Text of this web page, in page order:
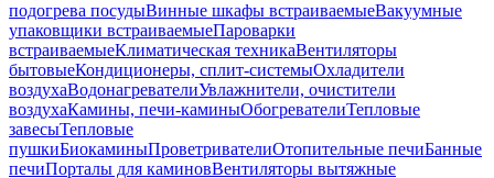
подогрева посудыВинные шкафы встраиваемыеВакуумные
упаковщики встраиваемыеПароварки
встраиваемыеКлиматическая техникаВентиляторы
бытовыеКондиционеры, сплит-системыОхладители
воздухаВодонагревателиУвлажнители, очистители
воздухаКамины, печи-каминыОбогревателиТепловые
завесыТепловые
пушкиБиокаминыПроветривателиОтопительные печиБанные
печиПорталы для каминовВентиляторы вытяжные